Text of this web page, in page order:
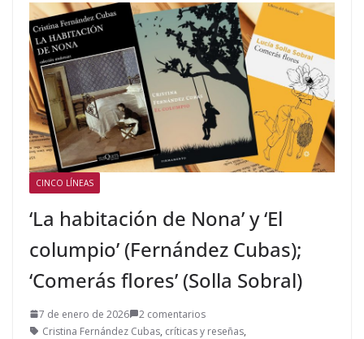
CINCO LÍNEAS
‘La habitación de Nona’ y ‘El
columpio’ (Fernández Cubas);
‘Comerás flores’ (Solla Sobral)
7 de enero de 2026
2 comentarios
Cristina Fernández Cubas, críticas y reseñas,